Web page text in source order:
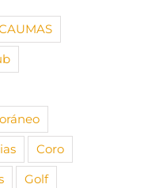
Coro
Golf